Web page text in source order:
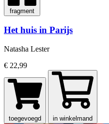
fragment
Het huis in Parijs
Natasha Lester
€ 22,99
toegevoegd in winkelmand